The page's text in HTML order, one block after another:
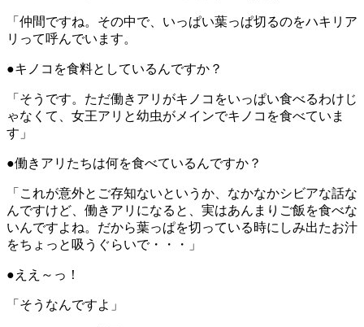
「仲間ですね。その中で、いっぱい葉っぱ切るのをハキリア
リって呼んでいます。
●キノコを食料としているんですか？
「そうです。ただ働きアリがキノコをいっぱい食べるわけじ
ゃなくて、女王アリと幼虫がメインでキノコを食べていま
す」
●働きアリたちは何を食べているんですか？
「これが意外とご存知ないというか、なかなかシビアな話な
んですけど、働きアリになると、実はあんまりご飯を食べな
いんですよね。だから葉っぱを切っている時にしみ出たお汁
をちょっと吸うぐらいで・・・」
●ええ～っ！
「そうなんですよ」